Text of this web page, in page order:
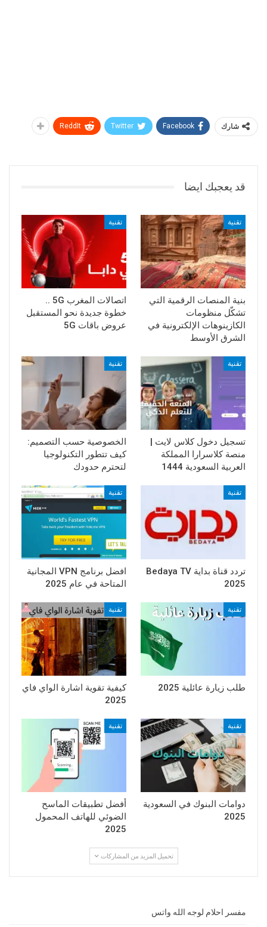
شارك Facebook
Twitter
ReddIt
قد يعجبك ايضا
تقنية
بنية المنصات الرقمية التي
تشكّل منظومات
الكازينوهات الإلكترونية في
الشرق الأوسط
تقنية
اتصالات المغرب 5G ..
خطوة جديدة نحو المستقبل
عروض باقات 5G
تقنية
تسجيل دخول كلاس لايت |
منصة كلاسرارا المملكة
العربية السعودية 1444
تقنية
الخصوصية حسب التصميم:
كيف تتطور التكنولوجيا
لتحترم حدودك
تقنية
تردد قناة بداية Bedaya TV
2025
تقنية
افضل برنامج VPN المجانية
المتاحة في عام 2025
تقنية
طلب زيارة عائلية 2025
تقنية
كيفية تقوية اشارة الواي فاي
2025
تقنية
دوامات البنوك في السعودية
2025
تقنية
أفضل تطبيقات الماسح
الضوئي للهاتف المحمول
2025
تحميل المزيد من المشاركات
مفسر احلام لوجه الله واتس